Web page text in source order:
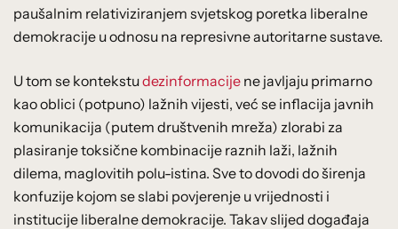
paušalnim relativiziranjem svjetskog poretka liberalne
demokracije u odnosu na represivne autoritarne sustave.
U tom se kontekstudezinformacije ne javljaju primarno
kao oblici (potpuno) lažnih vijesti, već se inflacija javnih
komunikacija (putem društvenih mreža) zlorabi za
plasiranje toksične kombinacije raznih laži, lažnih
dilema, maglovitih polu-istina. Sve to dovodi do širenja
konfuzije kojom se slabi povjerenje u vrijednosti i
institucije liberalne demokracije. Takav slijed događaja